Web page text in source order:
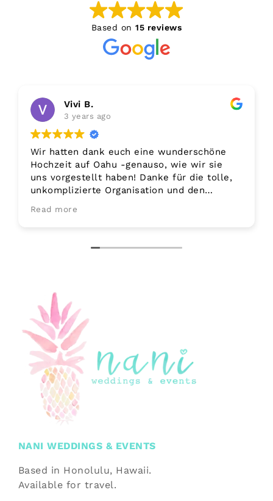
Based on15 reviews
Vivi B.
3 years ago
Wir hatten dank euch eine wunderschöne
Hochzeit auf Oahu -genauso, wie wir sie
uns vorgestellt haben! Danke für die tolle,
unkomplizierte Organisation und den
Read more
NANI WEDDINGS & EVENTS
Based in Honolulu, Hawaii.
Available for travel.